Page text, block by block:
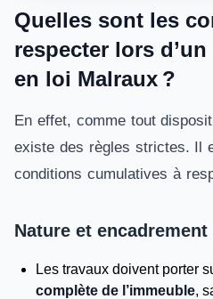
Quelles sont les
respecter lors
en loi Malraux ?
En effet, comme tout
existe des règles strictes. Il
conditions cumulatives à
Nature et
Les travaux doivent porter
complète de l’immeuble,